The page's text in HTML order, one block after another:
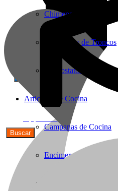
56(9)91590692
Chimeneas Electricas
Chimeneas de Troncos
Termostatos y Valvulas
Articulos de Cocina
Campanas de Cocina
Encimeras